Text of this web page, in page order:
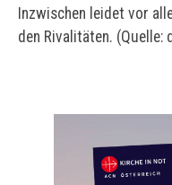
Inzwischen leidet vor
den Rivalitäten. (Quelle: